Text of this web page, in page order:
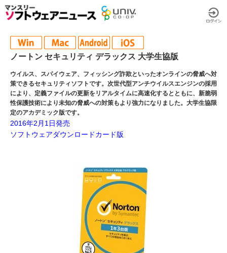
ノートン セキュリティ デラックス 大学生協版
ウイルス、スパイウェア、フィッシング詐欺といったオンラインの脅威へ対
策できるセキュリティソフトです。次世代型アンチウイルスエンジンの採用
により、定義ファイルの更新をリアルタイムに高速化するとともに、新脆弱
性保護技術により未知の脅威への対策もより強力になりました。大学生協限
定のアカデミック版です。
2016年2月1日発売
ソフトウェアダウンロードカード版